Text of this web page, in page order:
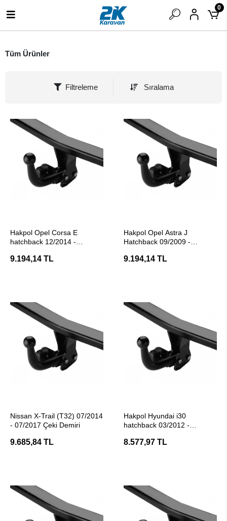
0
Tüm Ürünler
Filtreleme Sıralama
Hakpol Opel Corsa E
hatchback 12/2014 -
Belgeli)
9.194,14 TL
Hakpol Opel Astra J
Hatchback 09/2009 -
Demiri (E20 Belgeli )
9.194,14 TL
Nissan X-Trail (T32) 07/2014
- 07/2017 Çeki Demiri
9.685,84 TL
Hakpol Hyundai i30
hatchback 03/2012 -
Belgeli)
8.577,97 TL